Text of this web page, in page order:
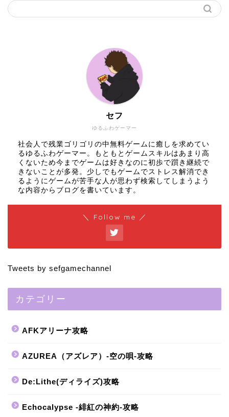
ゆるふわゲーマー
セフ
社会人で残業ゴリゴリの中無料ゲームに癒しを求めてい
るゆるふわゲーマー。もともとゲームスキルはあまり高
くないため今までゲームは好きなのに初歩で躓き継続で
きないことが多発。少しでもゲームでストレス解消でき
るようにゲームが苦手な人が思わず検索してしまうよう
な内容からブログを書いています。
＼ Follow me ／
Tweets by sefgamechannel
カテゴリー
AFKアリーナ攻略
AZUREA（アズレア）-空の唄-攻略
De:Lithe(ディライズ)攻略
Echocalypse -緋紅の神約-攻略